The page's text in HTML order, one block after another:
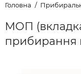
Головна
МОП
прибирання